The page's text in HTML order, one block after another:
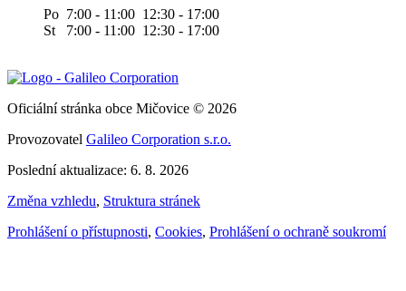
Po 7:00 - 11:00 12:30 - 17:00
St 7:00 - 11:00 12:30 - 17:00
Oficiální stránka obce Mičovice © 2026
Provozovatel Galileo Corporation s.r.o.
Poslední aktualizace: 6. 8. 2026
Změna vzhledu, Struktura stránek
Prohlášení o přístupnosti, Cookies, Prohlášení o ochraně soukromí